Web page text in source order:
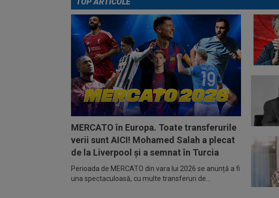
MERCATO în Europa. Toate transferurile
verii sunt AICI! Mohamed Salah a plecat
de la Liverpool și a semnat în Turcia
Perioada de MERCATO din vara lui 2026 se anunță a fi
una spectaculoasă, cu multe transferuri de...